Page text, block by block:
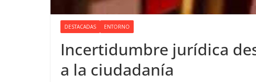
DESTACADAS ENTORNO
Incertidumbre jurídica
a la ciudadanía